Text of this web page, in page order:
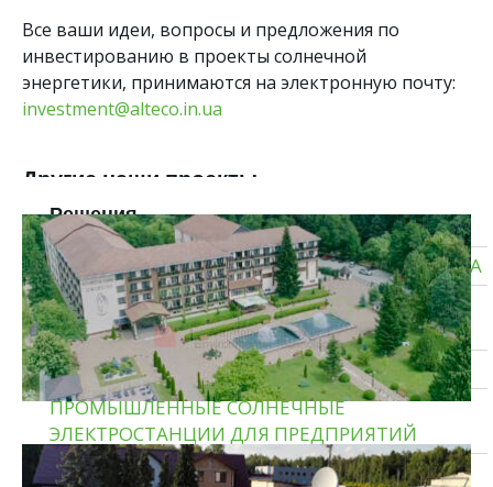
Все ваши идеи, вопросы и предложения по
инвестированию в проекты солнечной
энергетики, принимаются на электронную почту:
investment@alteco.in.ua
Решения
СОЛНЕЧНЫЕ ЭЛЕКТРОСТАНЦИИ ДЛЯ БИЗНЕСА
ТИПОВЫЕ СОЛНЕЧНЫЕ ЭЛЕКТРОСТАНЦИИ
ДЛЯ ДОМА
ГИБРИДНЫЕ СОЛНЕЧНЫЕ ЭЛЕКТРОСТАНЦИИ
ПРОМЫШЛЕННЫЕ СОЛНЕЧНЫЕ
ЭЛЕКТРОСТАНЦИИ ДЛЯ ПРЕДПРИЯТИЙ
СОЛНЕЧНЫЕ ЭЛЕКТРОСТАНЦИИ ДЛЯ ДОМА
Другие наши проекты